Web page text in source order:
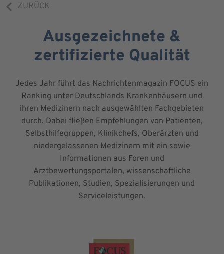
ZURÜCK
Ausgezeichnete &
zertifizierte Qualität
Jedes Jahr führt das Nachrichtenmagazin FOCUS ein
Ranking unter Deutschlands Krankenhäusern und
ihren Medizinern nach ausgewählten Fachgebieten
durch. Dabei fließen Empfehlungen von Patienten,
Selbsthilfegruppen, Klinikchefs, Oberärzten und
niedergelassenen Medizinern mit ein sowie
Informationen aus Foren und
Arztbewertungsportalen, wissenschaftliche
Publikationen, Studien, Spezialisierungen und
Serviceleistungen.